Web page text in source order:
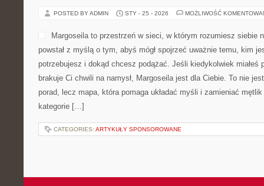
POSTED BY ADMIN STY - 25 - 2026 MOŻLIWOŚĆ
Margoseila to przestrzeń w sieci, w którym rozumiesz siebie
powstał z myślą o tym, abyś mógł spojrzeć uważnie temu, kim
potrzebujesz i dokąd chcesz podążać. Jeśli kiedykolwiek miałeś
brakuje Ci chwili na namysł, Margoseila jest dla Ciebie. To nie
porad, lecz mapa, która pomaga układać myśli i zamieniać
kategorie […]
CATEGORIES: ARTYKUŁY SPONSOROWANE